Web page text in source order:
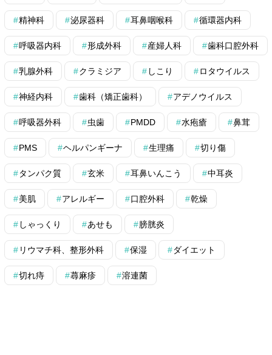
精神科 泌尿器科 耳鼻咽喉科 循環器内科
呼吸器内科 形成外科 産婦人科 歯科口腔外科
乳腺外科 クラミジア しこり ロタウイルス
神経内科 歯科（矯正歯科） アデノウイルス
呼吸器外科 虫歯 PMDD 水疱瘡 鼻茸
PMS ヘルパンギーナ 生理痛 切り傷
タンパク質 玄米 耳鼻いんこう 中耳炎
美肌 アレルギー 口腔外科 乾燥
しゃっくり あせも 膀胱炎
リウマチ科、整形外科 保湿 ダイエット
切れ痔 蕁麻疹 溶連菌